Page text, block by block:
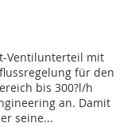
Ventilunterteil mit
für den
bis 300?l/h
an. Damit
seine...